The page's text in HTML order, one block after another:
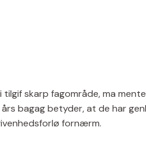
skarp fagområde, ma
bagag betyder, at de har
fornærm.